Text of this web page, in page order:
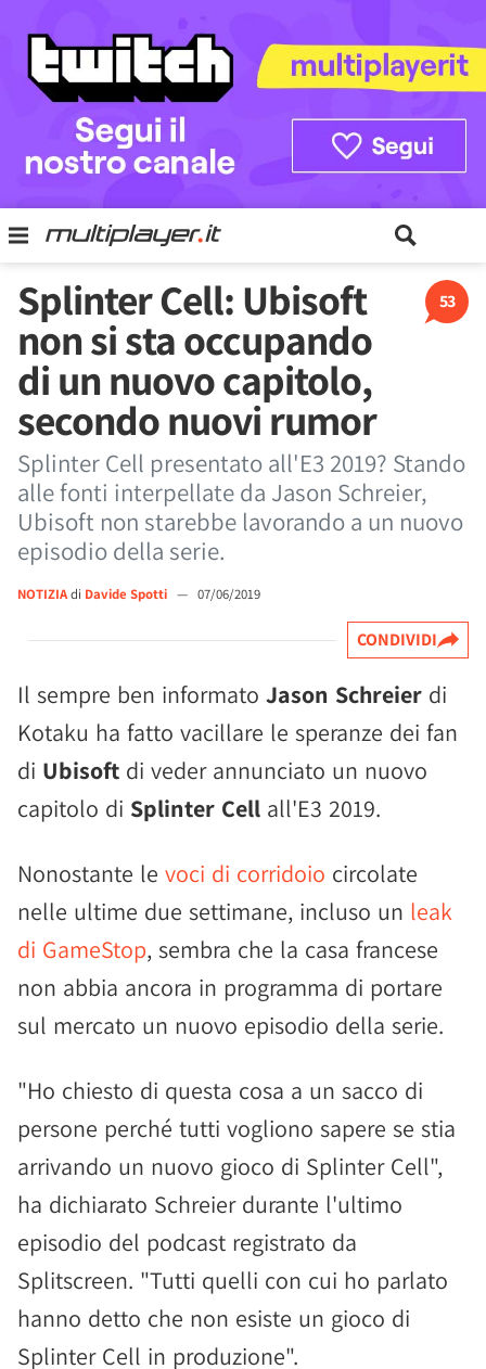
53
Splinter Cell: Ubisoft
non si sta occupando
di un nuovo capitolo,
secondo nuovi rumor
Splinter Cell presentato all'E3 2019? Stando
alle fonti interpellate da Jason Schreier,
Ubisoft non starebbe lavorando a un nuovo
episodio della serie.
NOTIZIAdi Davide Spotti — 07/06/2019
CONDIVIDI
Il sempre ben informato Jason Schreier di
Kotaku ha fatto vacillare le speranze dei fan
di Ubisoft di veder annunciato un nuovo
capitolo di Splinter Cell all'E3 2019.
Nonostante le voci di corridoio circolate
nelle ultime due settimane, incluso un leak
di GameStop, sembra che la casa francese
non abbia ancora in programma di portare
sul mercato un nuovo episodio della serie.
"Ho chiesto di questa cosa a un sacco di
persone perché tutti vogliono sapere se stia
arrivando un nuovo gioco di Splinter Cell",
ha dichiarato Schreier durante l'ultimo
episodio del podcast registrato da
Splitscreen. "Tutti quelli con cui ho parlato
hanno detto che non esiste un gioco di
Splinter Cell in produzione".